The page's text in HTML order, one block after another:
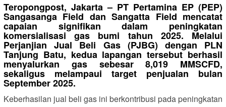
Teropongpost, Jakarta – PT Pertamina EP (PEP)
Sangasanga Field dan Sangatta Field mencatat
capaian signifikan dalam peningkatan
komersialisasi gas bumi tahun 2025. Melalui
Perjanjian Jual Beli Gas (PJBG) dengan PLN
Tanjung Batu, kedua lapangan tersebut berhasil
menyalurkan gas sebesar 8,019 MMSCFD,
sekaligus melampaui target penjualan bulan
September 2025.
Keberhasilan jual beli gas ini berkontribusi pada peningkatan